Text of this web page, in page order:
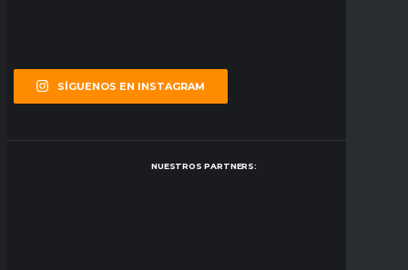
SÍGUENOS EN INSTAGRAM
NUESTROS PARTNERS: